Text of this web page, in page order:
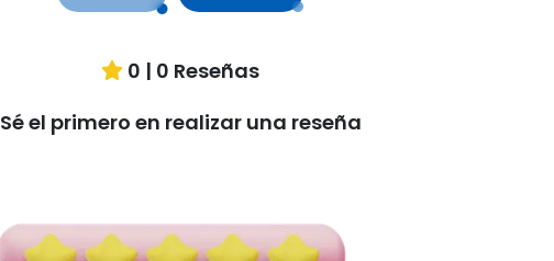
0 | 0 Reseñas
Sé el primero en realizar una reseña